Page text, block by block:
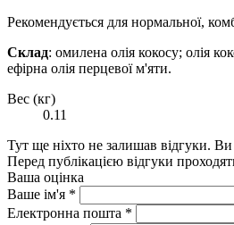
Рекомендується для нормальної,
Склад: омилена олія кокосу; олія
ефірна олія перцевої м'яти.
Вес (кг)
0.11
Тут ще ніхто не залишав відгуки.
Перед публікацією відгуки
Ваша оцінка
Ваше ім'я *
Електронна пошта *